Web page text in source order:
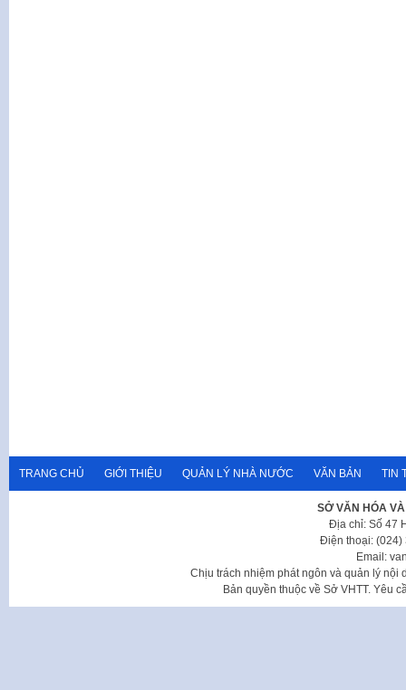
TRANG CHỦ GIỚI THIỆU QUẢN LÝ NHÀ NƯỚC VĂN BẢN TIN
SỞ VĂN HÓA
Địa chỉ: Số 47
Điện thoại: (024)
Email:
Chịu trách nhiệm phát ngôn và quản lý nội
Bản quyền thuộc về Sở VHTT. Yêu